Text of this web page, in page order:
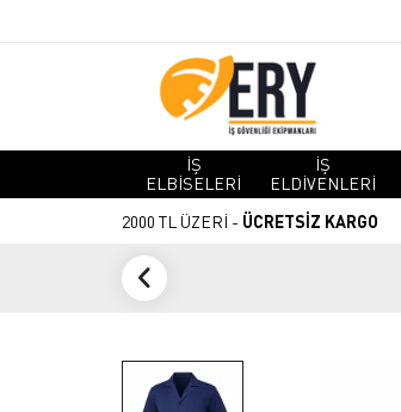
İŞ
ELBİSELERİ
İŞ
ELDİVENLERİ
2000 TL ÜZERİ - ÜCRETSİZ KARGO